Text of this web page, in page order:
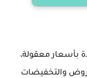
بأسعار معقولة،
والتخفيضات